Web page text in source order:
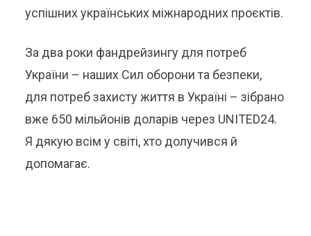
успішних українських міжнародних проєктів.
За два роки фандрейзингу для потреб
України – наших Сил оборони та безпеки,
для потреб захисту життя в Україні – зібрано
вже 650 мільйонів доларів через UNITED24.
Я дякую всім у світі, хто долучився й
допомагає.